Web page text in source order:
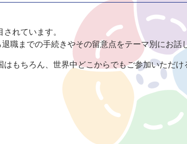
れています。
職までの手続きやその留意点をテーマ別にお話
もちろん、世界中どこからでもご参加いただけ